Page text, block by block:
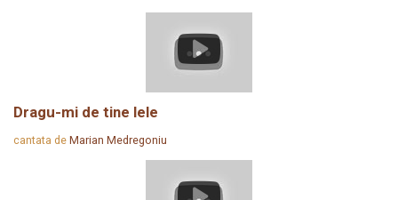
Dragu-mi de tine lele
cantata de Marian Medregoniu